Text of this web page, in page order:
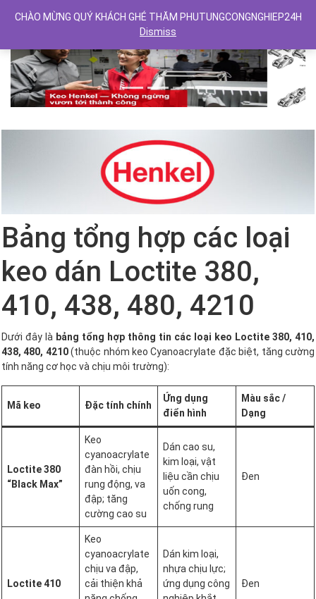
Previous
Bảng tổng hợp các loại
keo dán Loctite 380,
410, 438, 480, 4210
Dưới đây là bảng tổng hợp thông tin các loại keo Loctite 380, 410,
438, 480, 4210(thuộc nhóm keo Cyanoacrylate đặc biệt, tăng cường
tính năng cơ học và chịu môi trường):
Mã keo Đặc tính chính
Ứng dụng
điển hình
Màu sắc /
Dạng
Loctite 380
“Black Max”
Keo
cyanoacrylate
đàn hồi, chịu
rung động, va
đập; tăng
cường cao su
Dán cao su,
kim loại, vật
liệu cần chịu
uốn cong,
chống rung
Đen
Loctite 410
Keo
cyanoacrylate
chịu va đập,
cải thiện khả
Dán kim loại,
nhựa chịu lực;
ứng dụng công
Đen
CHÀO MỪNG QUÝ KHÁCH GHÉ THĂM PHUTUNGCONGNGHIEP24H
Dismiss